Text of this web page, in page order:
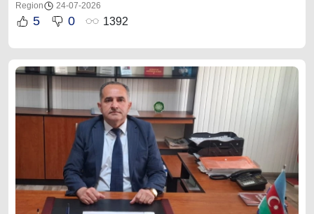
Region 24-07-2026
5 0 1392